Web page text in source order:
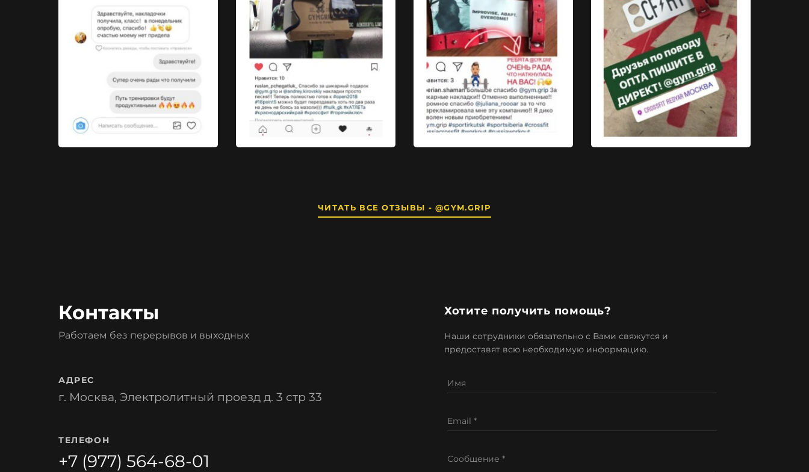
ЧИТАТЬ ВСЕ ОТЗЫВЫ - @GYM.GRIP
Контакты
Работаем без перерывов и выходных
АДРЕС
г. Москва, Электролитный проезд д. 3 стр 33
ТЕЛЕФОН
+7 (977) 564-68-01
Хотите получить помощь?
Наши сотрудники обязательно с Вами свяжутся и
предоставят всю необходимую информацию.
Имя
Email *
Сообщение *